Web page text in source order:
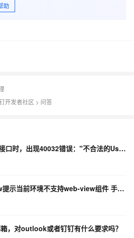
助
开发者社区 > 问答
我在对接钉钉考勤打卡的接口时，出现40032错误："不合法的UserID列表长度"
钉钉小程序使用web-view提示当前环境不支持web-view组件 手机型号华为mate60pro
，对outlook或者钉钉有什么要求吗？